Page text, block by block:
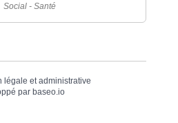
Social - Santé
légale et administrative
parbaseo.io